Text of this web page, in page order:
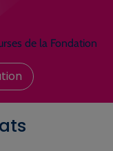
de la Fondation